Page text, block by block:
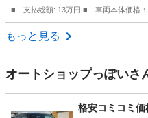
■ 支払総額: 13万円 ■ 車両本体価
北海道 札幌市
もっと見る
オートショップっぽいさ
格安コミコミ